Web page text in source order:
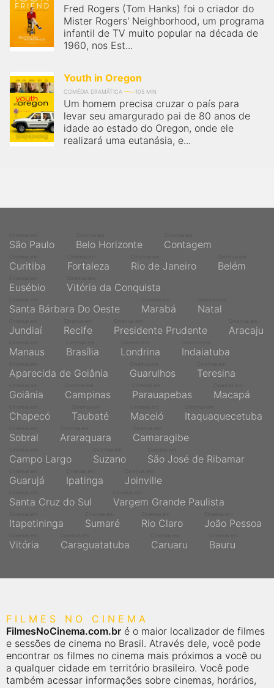
Fred Rogers (Tom Hanks) foi o criador do
Mister Rogers' Neighborhood, um programa
infantil de TV muito popular na década de
1960, nos Est...
Youth in Oregon
COMÉDIA DRAMÁTICA 105 MIN
Um homem precisa cruzar o país para
levar seu amargurado pai de 80 anos de
idade ao estado do Oregon, onde ele
realizará uma eutanásia, e...
São Paulo Belo Horizonte Contagem
Curitiba Fortaleza Rio de Janeiro Belém
Eusébio Vitória da Conquista
Santa Bárbara Do Oeste Marabá Natal
Jundiaí Recife Presidente Prudente Aracaju
Manaus Brasília Londrina Indaiatuba
Aparecida de Goiânia Guarulhos Teresina
Goiânia Campinas Parauapebas Macapá
Chapecó Taubaté Maceió Itaquaquecetuba
Sobral Araraquara Camaragibe
Campo Largo Suzano São José de Ribamar
Guarujá Ipatinga Joinville
Santa Cruz do Sul Vargem Grande Paulista
Itapetininga Sumaré Rio Claro João Pessoa
Vitória Caraguatatuba Caruaru Bauru
FILMES NO CINEMA
FilmesNoCinema.com.br é o maior localizador de filmes
e sessões de cinema no Brasil. Através dele, você pode
encontrar os filmes no cinema mais próximos a você ou
a qualquer cidade em território brasileiro. Você pode
também acessar informações sobre cinemas, horários,